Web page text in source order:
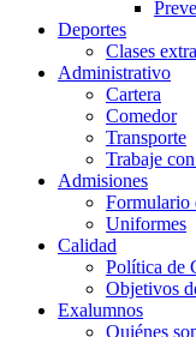
Deportes
Clases extra
Administrativo
Cartera
Comedor
Transporte
Trabaje
Admisiones
Formulario
Uniformes
Calidad
Política de
Objetivos
Exalumnos
Quiénes